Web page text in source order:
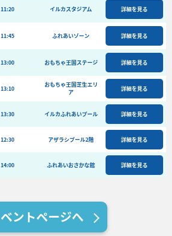
フード&ショップ
よくある質問
ビーチランド支援プログラム
11:20 イルカスタジアム 詳細を見る
11:45 ふれあいゾーン 詳細を見る
13:00 おもちゃ王国ステージ 詳細を見る
13:10
おもちゃ王国芝生エリ
ア
詳細を見る
13:30 イルカふれあいプール 詳細を見る
12:30 アザラシプール2階 詳細を見る
14:00 ふれあいおさかな館 詳細を見る
ントページへ